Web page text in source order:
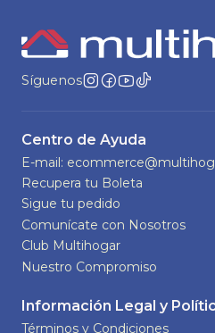
Síguenos
Centro de Ayuda
E-mail:
Recupera tu Boleta
Sigue tu pedido
Comunícate con Nosotros
Club Multihogar
Nuestro Compromiso
Información Legal y
Términos y Condiciones